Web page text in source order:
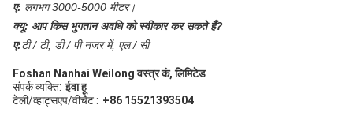
ए: लगभग 3000-5000 मीटर।
क्यू: आप किस भुगतान अवधि को स्वीकार कर सकते हैं?
ए:टी / टी, डी / पी नजर में, एल / सी
Foshan Nanhai Weilong वस्त्र कं, लिमिटेड
संपर्क व्यक्ति: ईवा हू
टेली/व्हाट्सएप/वीचैट : +86 15521393504